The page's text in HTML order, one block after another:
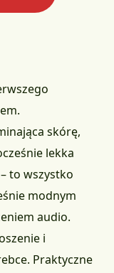
skórę,
lekka
to wszystko
modnym
audio.
i
Praktyczne